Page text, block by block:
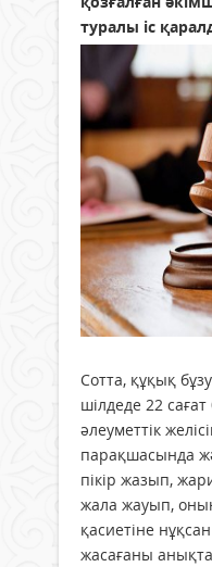
туралы іс
Сотта, құқық
шілдеде 22
әлеуметтік
парақшасында
пікір жазып,
жала жауып,
қасиетiне
жасағаны